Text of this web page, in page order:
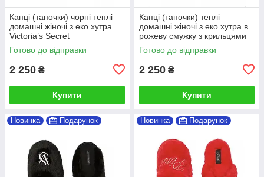
Капці (тапочки) чорні теплі
домашні жіночі з еко хутра
Victoria’s Secret
Готово до відправки
2 250 ₴
Купити
Капці (тапочки) теплі
домашні жіночі з еко хутра в
рожеву смужку з крильцями
Victoria’s Secret
Готово до відправки
2 250 ₴
Купити
Новинка Подарунок Новинка Подарунок